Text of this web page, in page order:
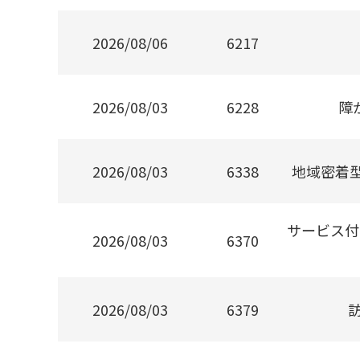
2026/08/06 6217
2026/08/03 6228 障
2026/08/03 6338 地域密着
2026/08/03 6370 サービス
2026/08/03 6379